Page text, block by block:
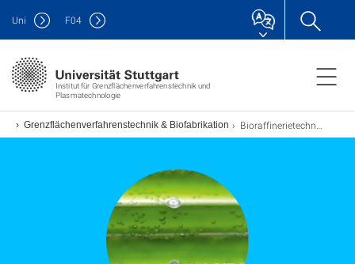
Institut für Grenzflächenverfahrenstechnik und
Plasmatechnologie
Uni F04
Grenzflächenverfahrenstechnik & Biofabrikation Bioraffinerietechnologie